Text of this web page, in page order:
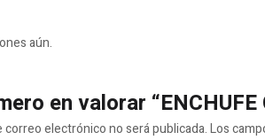
aún.
en valorar “ENCHUFE
electrónico no será publicada.Los